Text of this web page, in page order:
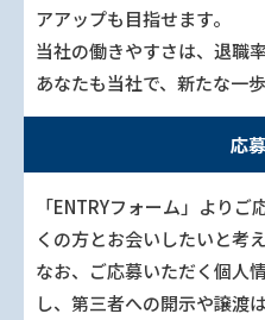
アアップも目指せます。
当社の働きやすさは、退職
あなたも当社で、新たな一
応
「ENTRYフォーム」より
くの方とお会いしたいと考
なお、ご応募いただく個人
し、第三者への開示や譲渡